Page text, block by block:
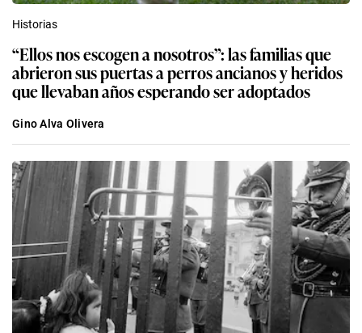
Historias
“Ellos nos escogen a nosotros”: las familias que
abrieron sus puertas a perros ancianos y heridos
que llevaban años esperando ser adoptados
Gino Alva Olivera